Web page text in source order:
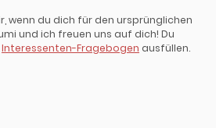
wenn du dich für den ursprünglichen
und ich freuen uns auf dich! Du
Interessenten-Fragebogen ausfüllen.